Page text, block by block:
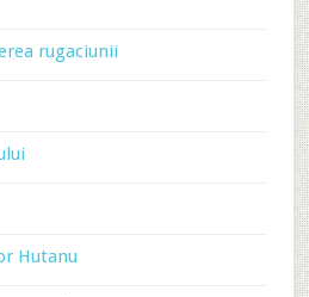
rugaciunii
Hutanu